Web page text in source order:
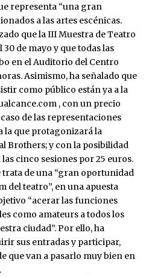
representa “una gran
a las artes escénicas.
que la III Muestra de Teatro
30 de mayo y que todas las
en el Auditorio del Centro
Asimismo, ha señalado que
como público están ya a la
, con un precio
de las representaciones
la que protagonizará la
Brothers; y con la posibilidad
cinco sesiones por 25 euros.
trata de una “gran oportunidad
teatro”, en una apuesta
“acerar las funciones
como amateurs a todos los
ciudad”. Por ello, ha
sus entradas y participar,
que van a pasarlo muy bien en